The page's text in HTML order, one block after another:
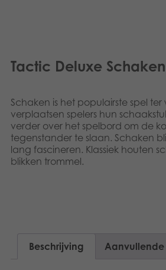
Speelgoed
Boeken
Dansk
Français
Norsk
Tactic Deluxe Schaken
Schaken is het populairste spel ter
verplaatsen spelers hun
verder over het spelbord om de
tegenstander te slaan. Schaken
lang fascineren. Klassiek houten
blikken trommel.
Beschrijving